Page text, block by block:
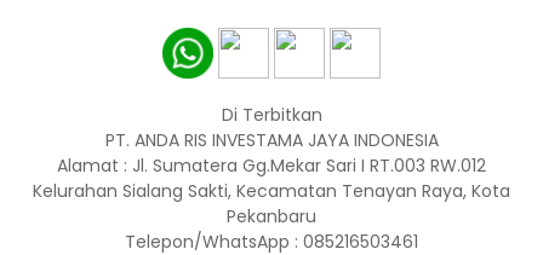
Di Terbitkan
PT. ANDA RIS INVESTAMA JAYA INDONESIA
Alamat : Jl. Sumatera Gg.Mekar Sari I RT.003 RW.012
Kelurahan Sialang Sakti, Kecamatan Tenayan Raya, Kota
Pekanbaru
Telepon/WhatsApp : 085216503461